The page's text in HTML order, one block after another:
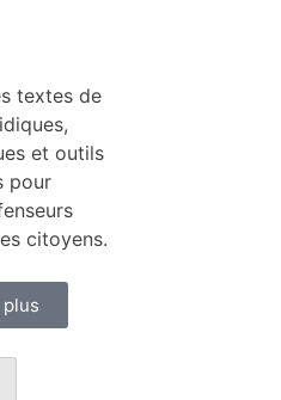
textes de
et outils
pour
citoyens.
plus